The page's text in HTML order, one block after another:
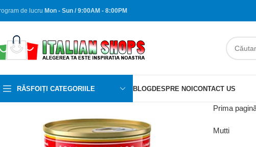
de lucru Mon - Sun / 9:00AM - 8:00PM
RĂSFOIȚI CATEGORIILE BLOGDESPRE NOICONTACT US
Prima
Mutti